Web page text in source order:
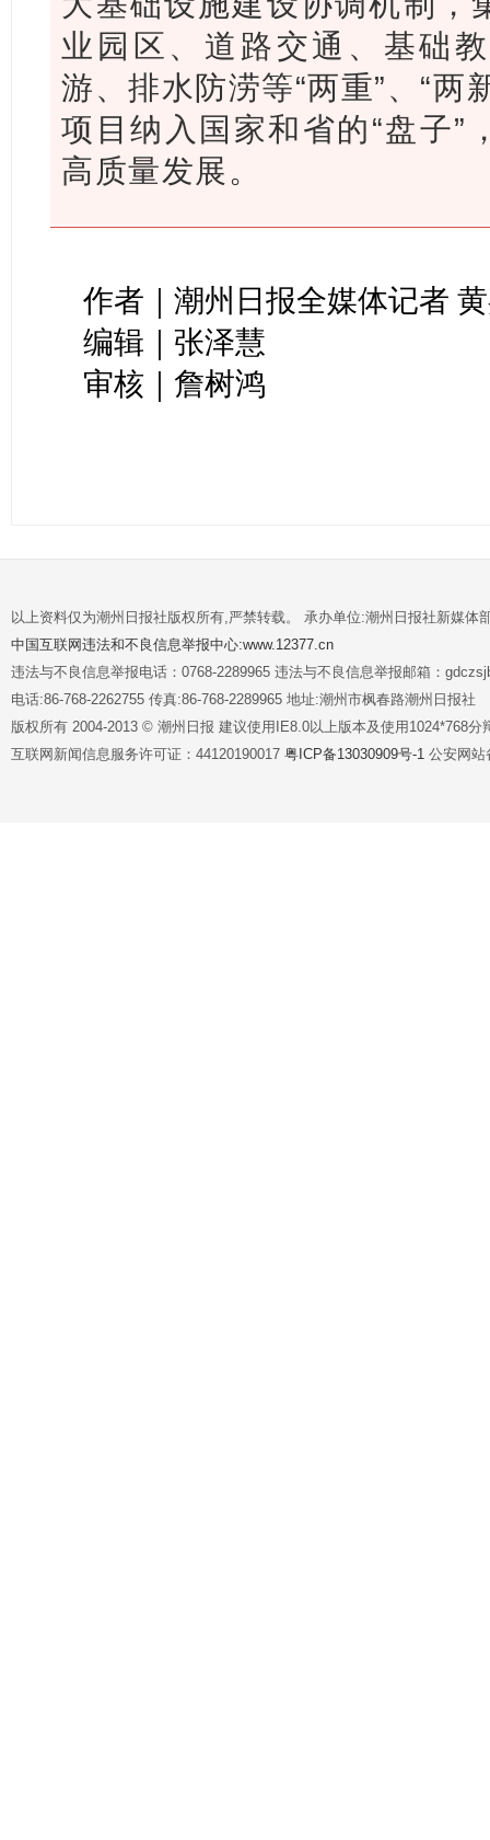
业园区、道路交通、基础
游、排水防涝等“两重”、“两
项目纳入国家和省的“盘子”
高质量发展。
作者｜潮州日报全媒体记者
编辑｜张泽慧
审核｜詹树鸿
以上资料仅为潮州日报社版权所有,严禁转载。 承办单位:潮州日报社新媒体
中国互联网违法和不良信息举报中心:www.12377.cn
违法与不良信息举报电话：0768-2289965 违法与不良信息举报邮箱：
电话:86-768-2262755 传真:86-768-2289965 地址:潮州市枫春路潮州日报社
版权所有 2004-2013 © 潮州日报 建议使用IE8.0以上版本及使用1024*768分
互联网新闻信息服务许可证：44120190017 粤ICP备13030909号-1 公安网站